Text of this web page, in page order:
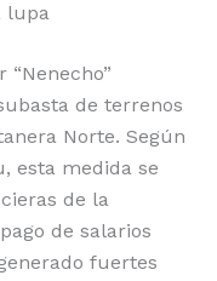
lupa
“Nenecho”
de terrenos
Norte. Según
esta medida se
de la
de salarios
fuertes